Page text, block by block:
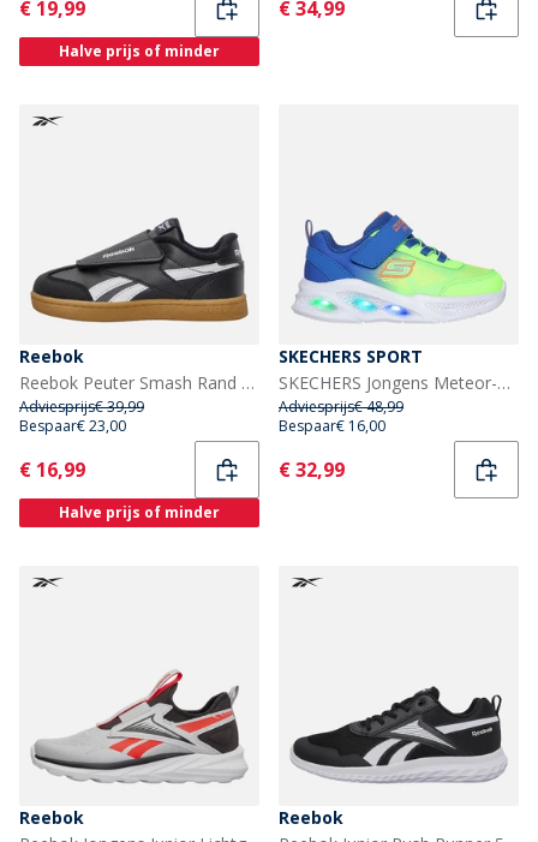
Current
€ 19,99
Halve prijs of minder
Current
€ 34,99
Reebok
Reebok Peuter Smash Rand Klittenband Sneakers Zwart/Wit/Gum
Adviesprijs€ 39,99
Bespaar€ 23,00
Current
€ 16,99
Halve prijs of minder
SKECHERS SPORT
SKECHERS Jongens Meteor-Lights Krendox Sneakers Blauw
Adviesprijs€ 48,99
Bespaar€ 16,00
Current
€ 32,99
Reebok
Reebok